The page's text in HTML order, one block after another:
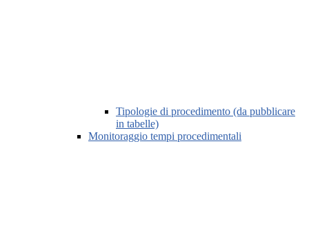
Tipologie di procedimento (da pubblicare
in tabelle)
Monitoraggio tempi procedimentali